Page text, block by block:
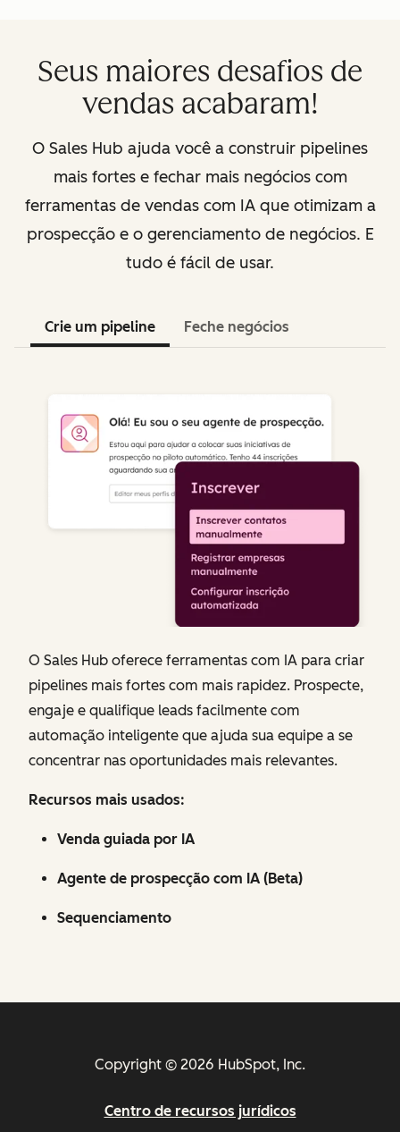
Seus maiores desafios de
vendas acabaram!
O Sales Hub ajuda você a construir pipelines
mais fortes e fechar mais negócios com
ferramentas de vendas com IA que otimizam a
prospecção e o gerenciamento de negócios. E
tudo é fácil de usar.
Crie um pipeline Feche negócios
O Sales Hub oferece ferramentas com IA para criar
pipelines mais fortes com mais rapidez. Prospecte,
engaje e qualifique leads facilmente com
automação inteligente que ajuda sua equipe a se
concentrar nas oportunidades mais relevantes.
Recursos mais usados:
Venda guiada por IA
Agente de prospecção com IA (Beta)
Sequenciamento
Copyright © 2026 HubSpot, Inc.
Centro de recursos jurídicos